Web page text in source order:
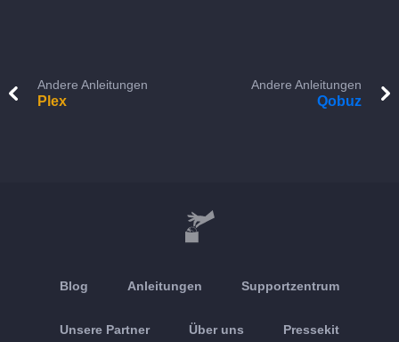
Andere Anleitungen
Plex
Andere Anleitungen
Qobuz
Blog Anleitungen Supportzentrum
Unsere Partner Über uns Pressekit